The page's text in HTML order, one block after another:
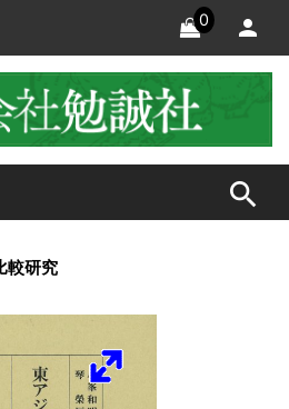
0
search
較研究